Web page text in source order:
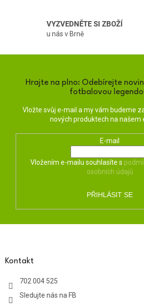
VYZVEDNĚTE SI ZBOŽÍ
u nás v Brně
Hrajte na plno: Odebírejte
fotbalovou
Vložte svůj e-mail a my vám budeme
nových produktech na našem
E-mail
Vložením e-mailu souhlasíte s
osobních údajů
PŘIHLÁSIT SE
Kontakt
702 004 525
Sledujte nás na FB